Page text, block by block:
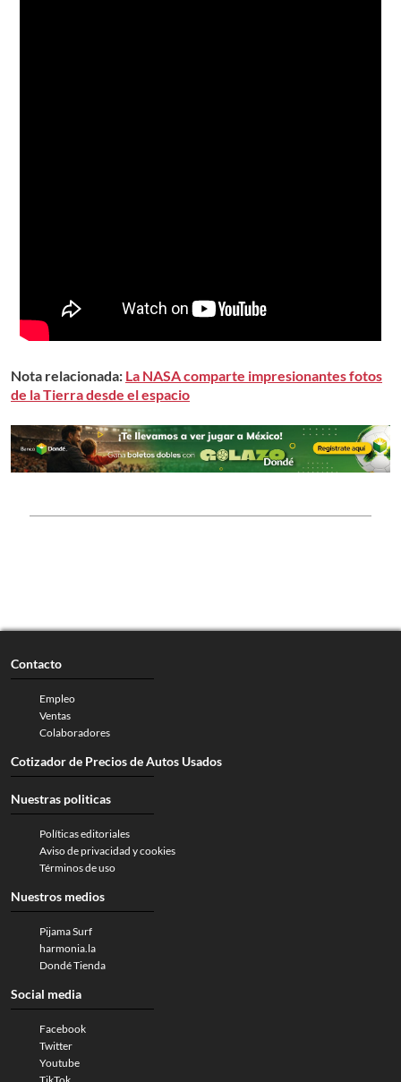
Nota relacionada: La NASA comparte impresionantes fotos
de la Tierra desde el espacio
Contacto
Empleo
Ventas
Colaboradores
Cotizador de Precios de Autos Usados
Nuestras politicas
Políticas editoriales
Aviso de privacidad y cookies
Términos de uso
Nuestros medios
Pijama Surf
harmonia.la
Dondé Tienda
Social media
Facebook
Twitter
Youtube